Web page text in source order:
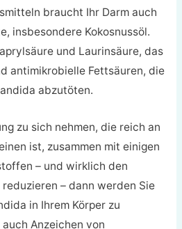
braucht Ihr Darm auch
insbesondere Kokosnussöl.
und Laurinsäure, das
antimikrobielle Fettsäuren, die
abzutöten.
zu sich nehmen, die reich an
ist, zusammen mit einigen
– und wirklich den
– dann werden Sie
in Ihrem Körper zu
Anzeichen von